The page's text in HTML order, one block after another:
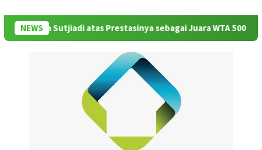
NEWS
Sutjiadi atas Prestasinya sebagai Juara WTA 500 Mubadala Citi